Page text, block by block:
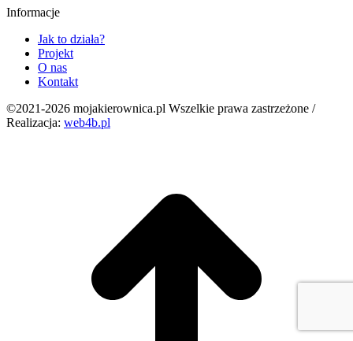
Informacje
Jak to działa?
Projekt
O nas
Kontakt
©2021-2026 mojakierownica.pl Wszelkie prawa zastrzeżone /
Realizacja: web4b.pl